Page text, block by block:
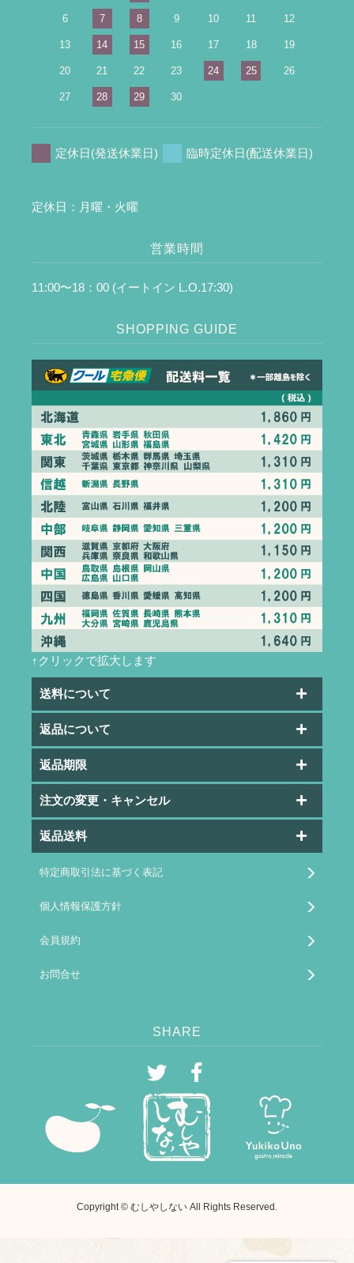
6 7 8 9 10 11 12
13 14 15 16 17 18 19
20 21 22 23 24 25 26
27 28 29 30
定休日(発送休業日) 臨時定休日(配送休業日)
定休日：月曜・火曜
営業時間
11:00〜18：00 (イートイン L.O.17:30)
SHOPPING GUIDE
↑クリックで拡大します
送料について
返品について
返品期限
注文の変更・キャンセル
返品送料
特定商取引法に基づく表記
個人情報保護方針
会員規約
お問合せ
SHARE
Copyright © むしやしない All Rights Reserved.